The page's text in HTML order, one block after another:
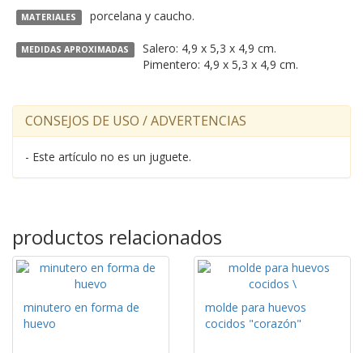
MATERIALES porcelana y caucho.
MEDIDAS APROXIMADAS
Salero: 4,9 x 5,3 x 4,9 cm.
Pimentero: 4,9 x 5,3 x 4,9 cm.
CONSEJOS DE USO / ADVERTENCIAS
- Este artículo no es un juguete.
productos relacionados
minutero en forma de
huevo
molde para huevos
cocidos "corazón"